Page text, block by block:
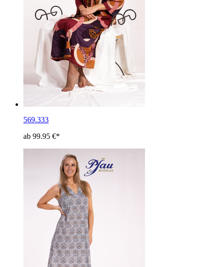
569.333
ab 99.95 €*